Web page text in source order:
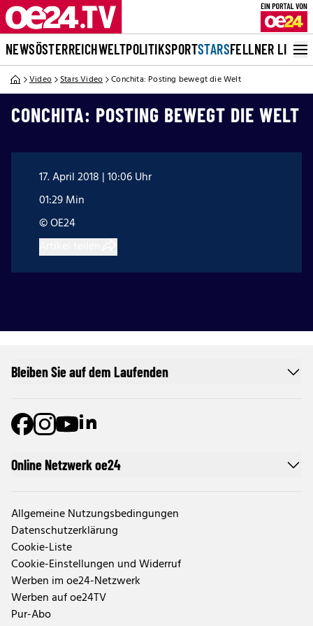
NEWSÖSTERREICHWELTPOLITIKSPORTSTARSFELLNER LIVE
Video Stars Video Conchita: Posting bewegt die Welt
CONCHITA: POSTING BEWEGT DIE WELT
17. April 2018 | 10:06 Uhr
01:29 Min
© OE24
Online Netzwerk oe24
Allgemeine Nutzungsbedingungen
Datenschutzerklärung
Cookie-Liste
Cookie-Einstellungen und Widerruf
Werben im oe24-Netzwerk
Werben auf oe24TV
Pur-Abo
Bleiben Sie auf dem Laufenden